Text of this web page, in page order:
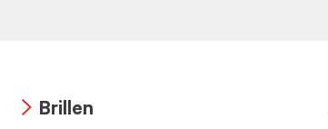
Brillen